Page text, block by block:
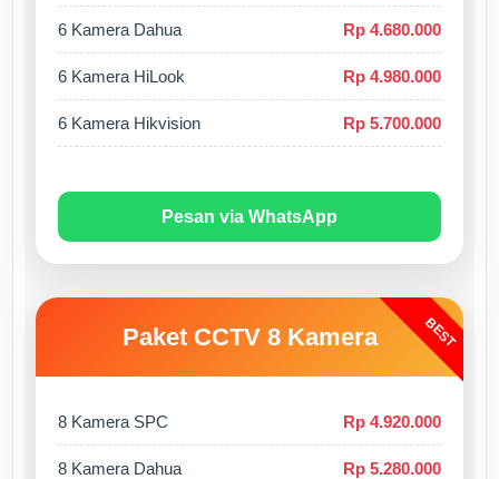
6 Kamera Dahua Rp 4.680.000
6 Kamera HiLook Rp 4.980.000
6 Kamera Hikvision Rp 5.700.000
Pesan via WhatsApp
BEST
Paket CCTV 8 Kamera
8 Kamera SPC Rp 4.920.000
8 Kamera Dahua Rp 5.280.000